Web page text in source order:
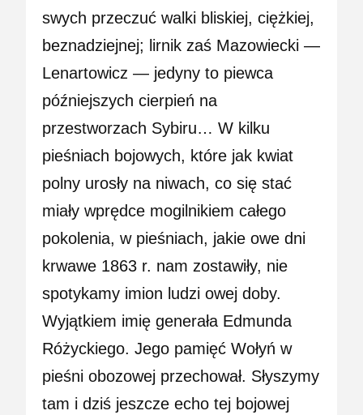
swych przeczuć walki bliskiej, ciężkiej,
beznadziejnej; lirnik zaś Mazowiecki —
Lenartowicz — jedyny to piewca
późniejszych cierpień na
przestworzach Sybiru… W kilku
pieśniach bojowych, które jak kwiat
polny urosły na niwach, co się stać
miały wprędce mogilnikiem całego
pokolenia, w pieśniach, jakie owe dni
krwawe 1863 r. nam zostawiły, nie
spotykamy imion ludzi owej doby.
Wyjątkiem imię generała Edmunda
Różyckiego. Jego pamięć Wołyń w
pieśni obozowej przechował. Słyszymy
tam i dziś jeszcze echo tej bojowej